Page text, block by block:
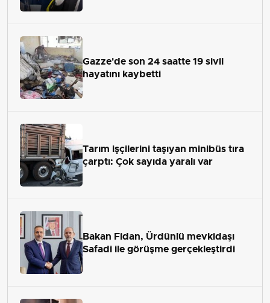
Gazze'de son 24 saatte 19 sivil
hayatını kaybetti
Tarım işçilerini taşıyan minibüs tıra
çarptı: Çok sayıda yaralı var
Bakan Fidan, Ürdünlü mevkidaşı
Safadi ile görüşme gerçekleştirdi